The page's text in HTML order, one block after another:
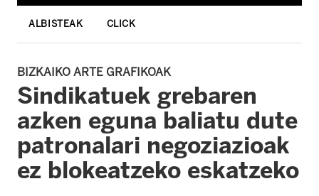
ALBISTEAK CLICK
BIZKAIKO ARTE GRAFIKOAK
Sindikatuek grebaren
azken eguna baliatu dute
patronalari negoziazioak
ez blokeatzeko eskatzeko